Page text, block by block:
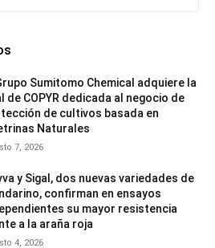
Sumitomo Chemical adquiere la
de COPYR dedicada al negocio de
de cultivos basada en
Naturales
7, 2026
y Sigal, dos nuevas variedades de
confirman en ensayos
su mayor resistencia
a la araña roja
4, 2026